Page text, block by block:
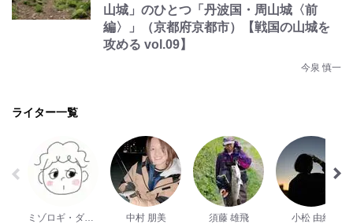
山城」のひとつ「丹波国・周山城〈前
編〉」（京都府京都市）【戦国の山城を
攻める vol.09】
今泉 慎一
ライター一覧
ミゾロギ・ダイスケ 中村 朋美 須藤 雄飛 小松 由紀